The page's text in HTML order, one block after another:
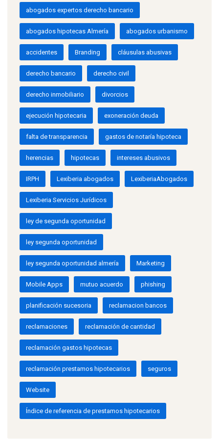
abogados expertos derecho bancario
abogados hipotecas Almería abogados urbanismo
accidentes Branding cláusulas abusivas
derecho bancario derecho civil
derecho inmobiliario divorcios
ejecución hipotecaria exoneración deuda
falta de transparencia gastos de notaría hipoteca
herencias hipotecas intereses abusivos
IRPH Lexiberia abogados LexiberiaAbogados
Lexiberia Servicios Jurídicos
ley de segunda oportunidad
ley segunda oportunidad
ley segunda oportunidad almería Marketing
Mobile Apps mutuo acuerdo phishing
planificación sucesoria reclamacion bancos
reclamaciones reclamación de cantidad
reclamación gastos hipotecas
reclamación prestamos hipotecarios seguros
Website
Índice de referencia de prestamos hipotecarios